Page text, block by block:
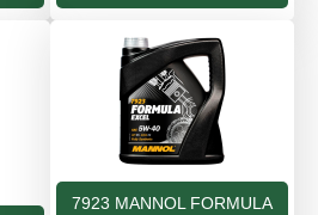
7923 MANNOL FORMULA